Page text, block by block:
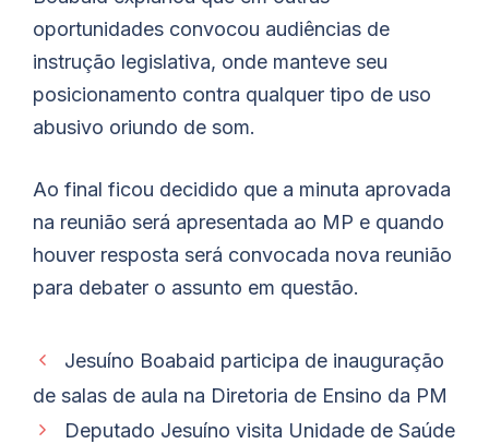
oportunidades convocou audiências de
instrução legislativa, onde manteve seu
posicionamento contra qualquer tipo de uso
abusivo oriundo de som.
Ao final ficou decidido que a minuta aprovada
na reunião será apresentada ao MP e quando
houver resposta será convocada nova reunião
para debater o assunto em questão.
Jesuíno Boabaid participa de inauguração
de salas de aula na Diretoria de Ensino da PM
Deputado Jesuíno visita Unidade de Saúde